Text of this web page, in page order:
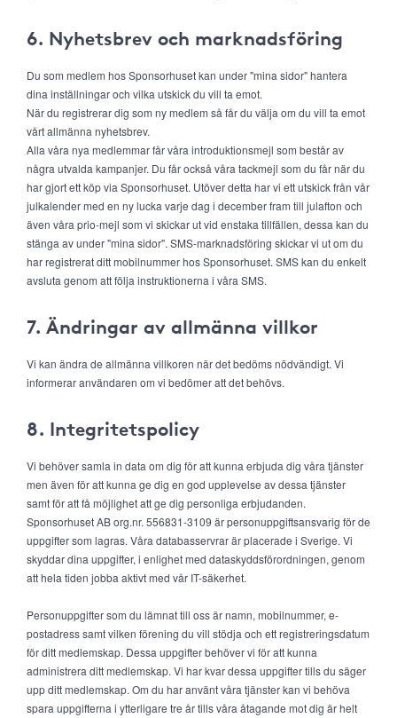
6. Nyhetsbrev och marknadsföring
Du som medlem hos Sponsorhuset kan under "mina sidor" hantera
dina inställningar och vilka utskick du vill ta emot.
När du registrerar dig som ny medlem så får du välja om du vill ta emot
vårt allmänna nyhetsbrev.
Alla våra nya medlemmar får våra introduktionsmejl som består av
några utvalda kampanjer. Du får också våra tackmejl som du får när du
har gjort ett köp via Sponsorhuset. Utöver detta har vi ett utskick från vår
julkalender med en ny lucka varje dag i december fram till julafton och
även våra prio-mejl som vi skickar ut vid enstaka tillfällen, dessa kan du
stänga av under "mina sidor". SMS-marknadsföring skickar vi ut om du
har registrerat ditt mobilnummer hos Sponsorhuset. SMS kan du enkelt
avsluta genom att följa instruktionerna i våra SMS.
7. Ändringar av allmänna villkor
Vi kan ändra de allmänna villkoren när det bedöms nödvändigt. Vi
informerar användaren om vi bedömer att det behövs.
8. Integritetspolicy
Vi behöver samla in data om dig för att kunna erbjuda dig våra tjänster
men även för att kunna ge dig en god upplevelse av dessa tjänster
samt för att få möjlighet att ge dig personliga erbjudanden.
Sponsorhuset AB org.nr. 556831-3109 är personuppgiftsansvarig för de
uppgifter som lagras. Våra databasservrar är placerade i Sverige. Vi
skyddar dina uppgifter, i enlighet med dataskyddsförordningen, genom
att hela tiden jobba aktivt med vår IT-säkerhet.
Personuppgifter som du lämnat till oss är namn, mobilnummer, e-
postadress samt vilken förening du vill stödja och ett registreringsdatum
för ditt medlemskap. Dessa uppgifter behöver vi för att kunna
administrera ditt medlemskap. Vi har kvar dessa uppgifter tills du säger
upp ditt medlemskap. Om du har använt våra tjänster kan vi behöva
spara uppgifterna i ytterligare tre år tills våra åtagande mot dig är helt